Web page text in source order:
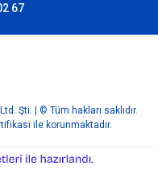
67
Şti. | © Tüm hakları saklıdır.
ile korunmaktadır.
e-